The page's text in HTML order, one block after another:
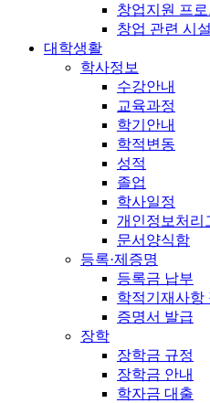
창업지원 프
창업 관련 시
대학생활
학사정보
수강안내
교육과정
학기안내
학적변동
성적
졸업
학사일정
개인정보처리
문서양식함
등록·제증명
등록금 납부
학적기재사항
증명서 발급
장학
장학금 규정
장학금 안내
학자금 대출